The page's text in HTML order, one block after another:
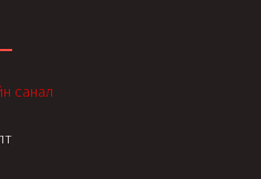
санал